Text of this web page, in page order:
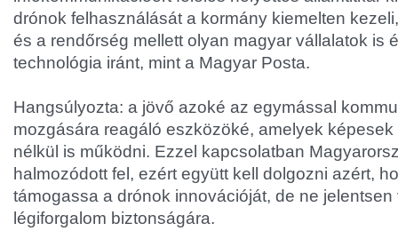
drónok felhasználását a kormány kiemelten
és a rendőrség mellett olyan magyar vállalatok is
technológia iránt, mint a Magyar Posta.
Hangsúlyozta: a jövő azoké az egymással
mozgására reagáló eszközöké, amelyek
nélkül is működni. Ezzel kapcsolatban
halmozódott fel, ezért együtt kell dolgozni azért,
támogassa a drónok innovációját, de ne jelentsen
légiforgalom biztonságára.